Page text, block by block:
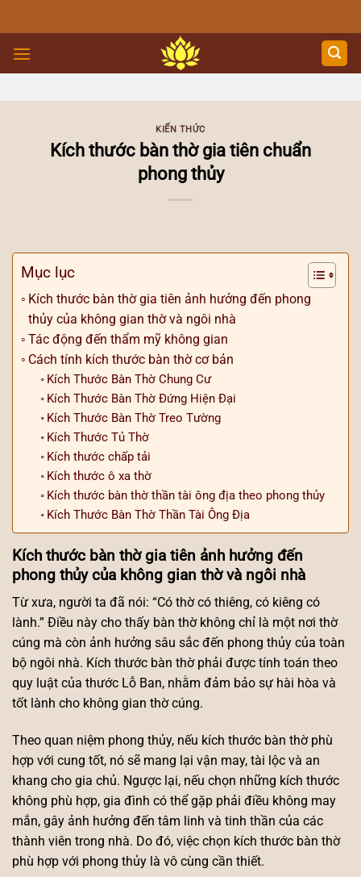
to
content
KIẾN THỨC
Kích thước bàn thờ gia tiên chuẩn
phong thủy
Mục lục
Kích thước bàn thờ gia tiên ảnh hưởng đến phong
thủy của không gian thờ và ngôi nhà
Tác động đến thẩm mỹ không gian
Cách tính kích thước bàn thờ cơ bản
Kích Thước Bàn Thờ Chung Cư
Kích Thước Bàn Thờ Đứng Hiện Đại
Kích Thước Bàn Thờ Treo Tường
Kích Thước Tủ Thờ
Kích thước chấp tải
Kích thước ô xa thờ
Kích thước bàn thờ thần tài ông địa theo phong thủy
Kích Thước Bàn Thờ Thần Tài Ông Địa
Kích thước bàn thờ gia tiên ảnh hưởng đến
phong thủy của không gian thờ và ngôi nhà
Từ xưa, người ta đã nói: “Có thờ có thiêng, có kiêng có
lành.” Điều này cho thấy bàn thờ không chỉ là một nơi thờ
cúng mà còn ảnh hưởng sâu sắc đến phong thủy của toàn
bộ ngôi nhà. Kích thước bàn thờ phải được tính toán theo
quy luật của thước Lỗ Ban, nhằm đảm bảo sự hài hòa và
tốt lành cho không gian thờ cúng.
Theo quan niệm phong thủy, nếu kích thước bàn thờ phù
hợp với cung tốt, nó sẽ mang lại vận may, tài lộc và an
khang cho gia chủ. Ngược lại, nếu chọn những kích thước
không phù hợp, gia đình có thể gặp phải điều không may
mắn, gây ảnh hưởng đến tâm linh và tinh thần của các
thành viên trong nhà. Do đó, việc chọn kích thước bàn thờ
phù hợp với phong thủy là vô cùng cần thiết.